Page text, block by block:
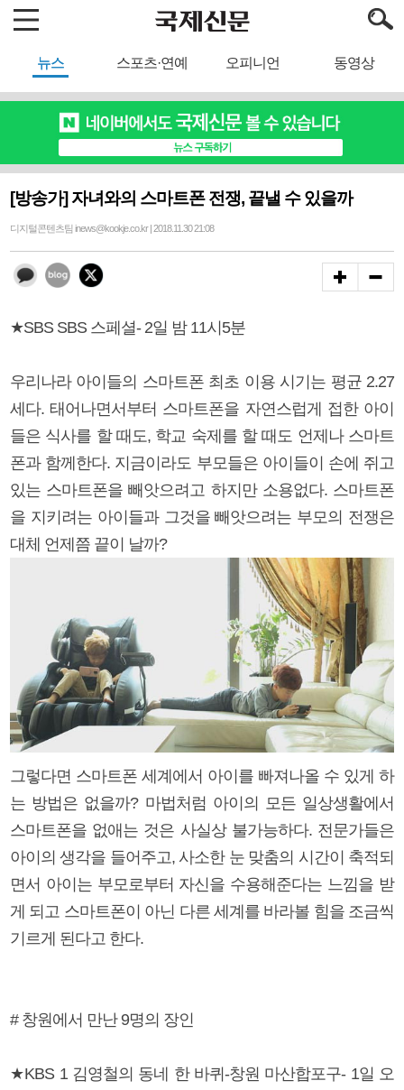
뉴스 스포츠·연예 오피니언 동영상
[방송가] 자녀와의 스마트폰 전쟁, 끝낼 수 있을까
디지털콘텐츠팀 inews@kookje.co.kr | 2018.11.30 21:08
★SBS SBS 스페셜- 2일 밤 11시5분
우리나라 아이들의 스마트폰 최초 이용 시기는 평균 2.27
세다. 태어나면서부터 스마트폰을 자연스럽게 접한 아이
들은 식사를 할 때도, 학교 숙제를 할 때도 언제나 스마트
폰과 함께한다. 지금이라도 부모들은 아이들이 손에 쥐고
있는 스마트폰을 빼앗으려고 하지만 소용없다. 스마트폰
을 지키려는 아이들과 그것을 빼앗으려는 부모의 전쟁은
대체 언제쯤 끝이 날까?
그렇다면 스마트폰 세계에서 아이를 빠져나올 수 있게 하
는 방법은 없을까? 마법처럼 아이의 모든 일상생활에서
스마트폰을 없애는 것은 사실상 불가능하다. 전문가들은
아이의 생각을 들어주고, 사소한 눈 맞춤의 시간이 축적되
면서 아이는 부모로부터 자신을 수용해준다는 느낌을 받
게 되고 스마트폰이 아닌 다른 세계를 바라볼 힘을 조금씩
기르게 된다고 한다.
# 창원에서 만난 9명의 장인
★KBS 1 김영철의 동네 한 바퀴-창원 마산합포구- 1일 오